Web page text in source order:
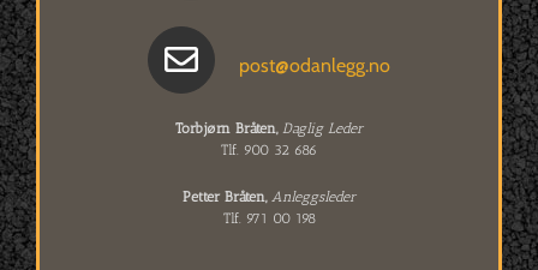
post@odanlegg.no
Torbjørn Bråten, Daglig Leder
Tlf. 900 32 686
Petter Bråten, Anleggsleder
Tlf. 971 00 198